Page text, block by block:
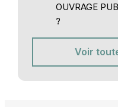
OUVRAGE
?
Voir